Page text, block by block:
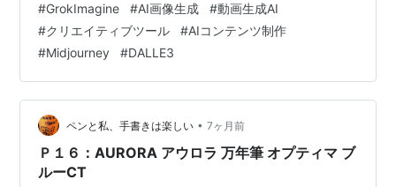
記事では、Grok Imagine 1.0の機能や特徴、実際の活用
方法、そして他の画像生成AIとの比較まで、IT業務に携
わる方やAIツールの導入を検討している方に向けて、実
践的な情報を網羅的に解説します。 Grok Imagine 1.0と
は?xAIが放つ次世代ビ…
#GrokImagine #AI画像生成 #動画生成AI
#クリエイティブツール #AIコンテンツ制作
#Midjourney #DALLE3
ペンと私、手書きは楽しい • 7ヶ月前
Ｐ１６：AURORA アウロラ 万年筆 オプティマ ブ
ルーCT